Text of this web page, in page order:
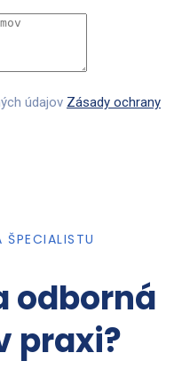
údajov Zásady ochrany
ŠPECIALISTU
odborná
praxi?